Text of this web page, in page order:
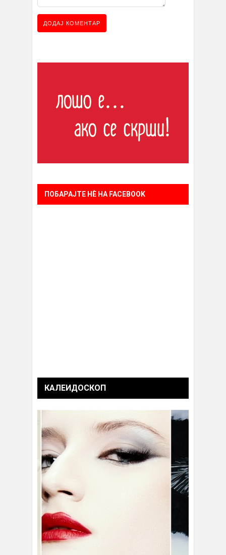
ПОБАРАЈТЕ НÈ НА FACEBOOK
КАЛЕИДОСКОП